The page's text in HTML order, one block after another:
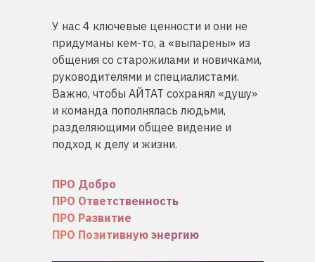
У нас 4 ключевые ценности и они не
придуманы кем-то, а «выпарены» из
общения со старожилами и новичками,
руководителями и специалистами.
Важно, чтобы АЙТАТ сохранял «душу»
и команда пополнялась людьми,
разделяющими общее видение и
подход к делу и жизни.
ПРО Добро
ПРО Ответственность
ПРО Развитие
ПРО Позитивную энергию